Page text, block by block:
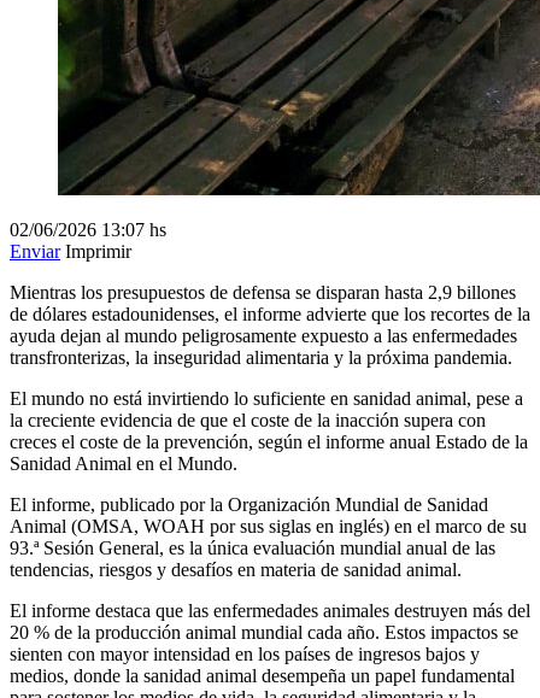
02/06/2026 13:07 hs
Enviar Imprimir
Mientras los presupuestos de defensa se disparan hasta 2,9 billones
de dólares estadounidenses, el informe advierte que los recortes de la
ayuda dejan al mundo peligrosamente expuesto a las enfermedades
transfronterizas, la inseguridad alimentaria y la próxima pandemia.
El mundo no está invirtiendo lo suficiente en sanidad animal, pese a
la creciente evidencia de que el coste de la inacción supera con
creces el coste de la prevención, según el informe anual Estado de la
Sanidad Animal en el Mundo.
El informe, publicado por la Organización Mundial de Sanidad
Animal (OMSA, WOAH por sus siglas en inglés) en el marco de su
93.ª Sesión General, es la única evaluación mundial anual de las
tendencias, riesgos y desafíos en materia de sanidad animal.
El informe destaca que las enfermedades animales destruyen más del
20 % de la producción animal mundial cada año. Estos impactos se
sienten con mayor intensidad en los países de ingresos bajos y
medios, donde la sanidad animal desempeña un papel fundamental